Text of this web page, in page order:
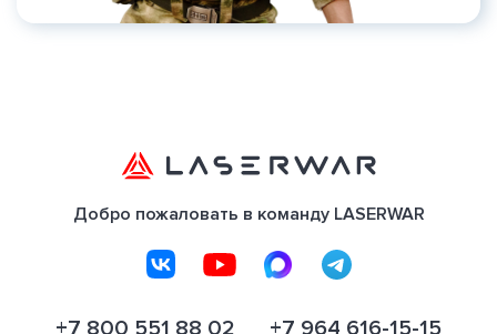
Добро пожаловать в команду LASERWAR